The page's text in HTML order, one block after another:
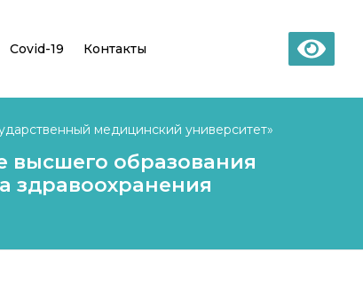
Covid-19 Контакты
медицинский университет»
высшего образования
здравоохранения